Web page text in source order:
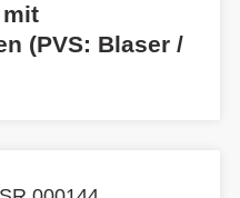
(PVS: Blaser /